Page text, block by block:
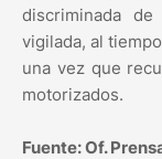
discriminada
vigilada, al
una vez que
motorizados.
Fuente: Of.